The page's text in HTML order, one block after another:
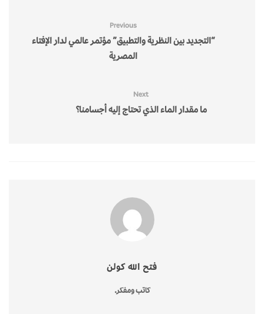
Previous
“التجديد بين النظرية والتطبيق” مؤتمر عالمي لدار الإفتاء
المصرية
Next
ما مقدار الماء الذي تحتاج إليه أجسامنا؟
فتح الله كولن
كاتب ومفكر.